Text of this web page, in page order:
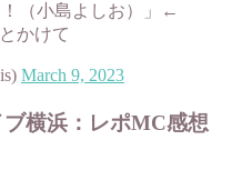
（小島よしお）」←
かけて
March 9, 2023
横浜：レポMC感想